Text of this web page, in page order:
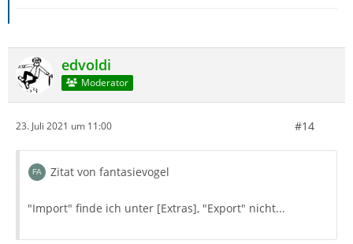
edvoldi
Moderator
23. Juli 2021 um 11:00 #14
Zitat von fantasievogel
"Import" finde ich unter [Extras], "Export" nicht...